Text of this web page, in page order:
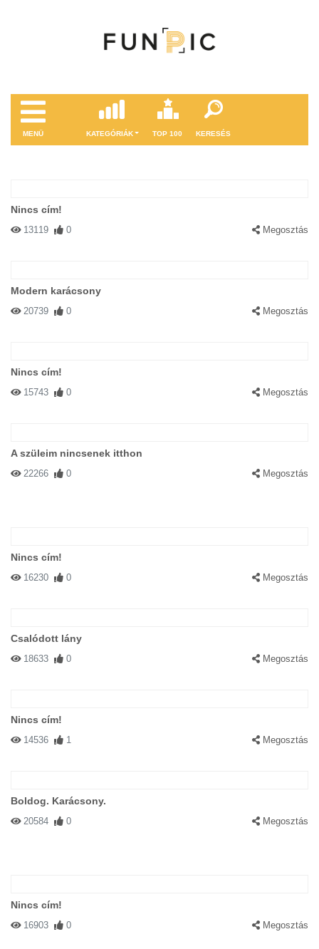
MENÜ KATEGÓRIÁK TOP 100 KERESÉS
Nincs cím!
13119 0 Megosztás
Modern karácsony
20739 0 Megosztás
Nincs cím!
15743 0 Megosztás
A szüleim nincsenek itthon
22266 0 Megosztás
Nincs cím!
16230 0 Megosztás
Csalódott lány
18633 0 Megosztás
Nincs cím!
14536 1 Megosztás
Boldog. Karácsony.
20584 0 Megosztás
Nincs cím!
16903 0 Megosztás